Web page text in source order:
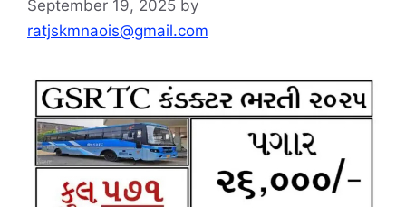
September 19, 2025 by
ratjskmnaois@gmail.com